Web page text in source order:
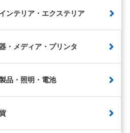
ンテリア・エクステリア
・メディア・プリンタ
品・照明・電池